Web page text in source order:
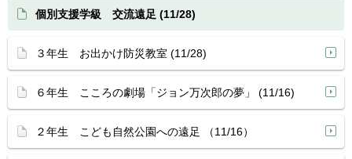
個別支援学級 交流遠足 (11/28)
３年生 お出かけ防災教室 (11/28)
６年生 こころの劇場「ジョン万次郎の夢」 (11/16)
２年生 こども自然公園への遠足 （11/16）